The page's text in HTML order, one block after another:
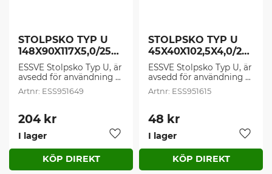
STOLPSKO TYP U
148X90X117X5,0/250
FZV (1 st/frp)
ESSVE Stolpsko Typ U, är
avsedd för användning
som understöd av pelare
och stolpar som skall
ESS951649
204 kr
Lägg till i favoriter
I lager
STOLPSKO TYP U
45X40X102,5X4,0/20
0 FZV (1 st/frp)
ESSVE Stolpsko Typ U, är
avsedd för användning
som understöd av pelare
och stolpar som skall
ESS951615
48 kr
Lägg
I lager